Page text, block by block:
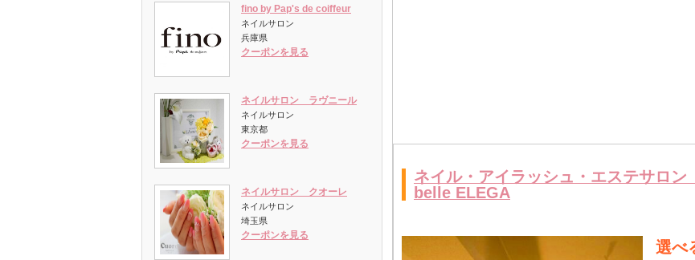
ネイル・アイラッシュ・エステサロン
belle ELEGA
選べ
fino by Pap's de coiffeur
ネイルサロン
兵庫県
クーポンを見る
ネイルサロン ラヴニール
ネイルサロン
東京都
クーポンを見る
ネイルサロン クオーレ
ネイルサロン
埼玉県
クーポンを見る